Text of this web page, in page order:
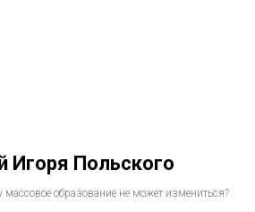
Игоря Польского
образование не может измениться?